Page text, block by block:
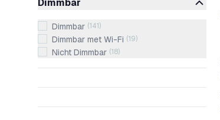
Dimmbar
Dimmbar (141)
Dimmbar met Wi-Fi (19)
Nicht Dimmbar (18)